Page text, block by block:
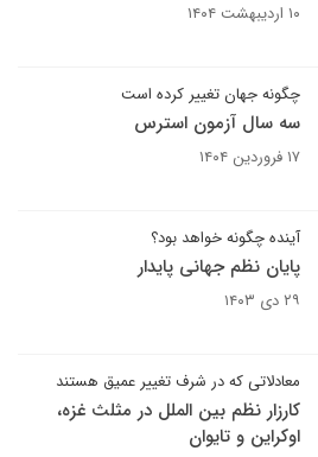
۱۰ اردیبهشت ۱۴۰۴
چگونه جهان تغییر کرده است
سه سال آزمون استرس
۱۷ فروردین ۱۴۰۴
آینده چگونه خواهد بود؟
پایان نظم جهانی پایدار
۲۹ دی ۱۴۰۳
معادلاتی که در شرف تغییر عمیق هستند
کارزار نظم بین الملل در مثلث غزه،
اوکراین و تایوان